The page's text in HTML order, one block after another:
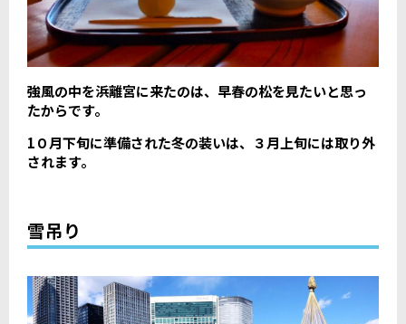
強風の中を浜離宮に来たのは、早春の松を見たいと思っ
たからです。
1０月下旬に準備された冬の装いは、３月上旬には取り外
されます。
雪吊り